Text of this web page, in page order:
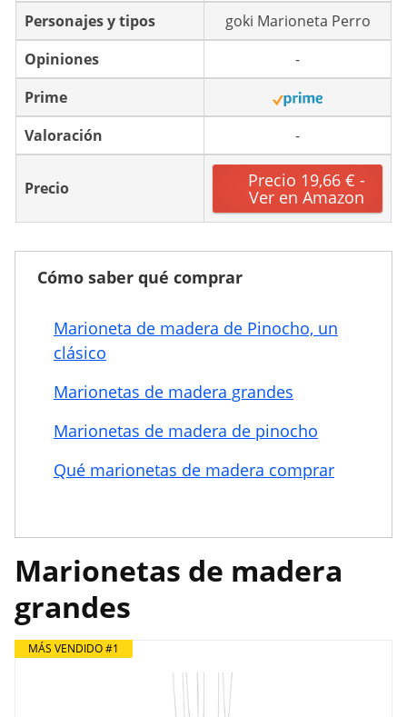
Personajes y tipos
goki Marioneta Perro
Opiniones
-
Prime
Valoración
-
Precio Precio 19,66 € -
Ver en Amazon
Cómo saber qué comprar
Marioneta de madera de Pinocho, un
clásico
Marionetas de madera grandes
Marionetas de madera de pinocho
Qué marionetas de madera comprar
Marionetas de madera
grandes
MÁS VENDIDO #1